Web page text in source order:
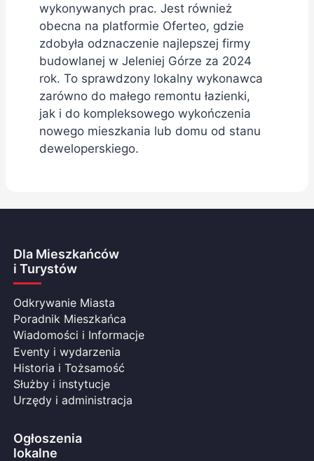
wykonywanych prac. Jest również
obecna na platformie Oferteo, gdzie
zdobyła odznaczenie najlepszej firmy
budowlanej w Jeleniej Górze za 2024
rok. To sprawdzony lokalny wykonawca
zarówno do małego remontu łazienki,
jak i do kompleksowego wykończenia
nowego mieszkania lub domu od stanu
deweloperskiego.
Dla Mieszkańców
i Turystów
Odkrywanie Miasta
Poradnik Mieszkańca
Wiadomości i Informacje
Eventy i wydarzenia
Historia i Tożsamość
Służby i instytucje
Urzędy i administracja
Ogłoszenia
lokalne